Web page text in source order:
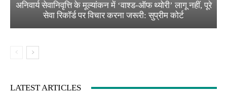
अनिवार्य सेवानिवृत्ति के मूल्यांकन में ‘वाश्ड-ऑफ थ्योरी’ लागू नहीं, पूरे
सेवा रिकॉर्ड पर विचार करना जरूरी: सुप्रीम कोर्ट
LATEST ARTICLES